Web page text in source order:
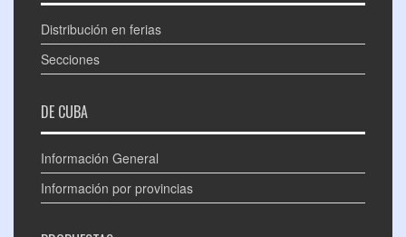
Distribución en ferias
Secciones
DE CUBA
Información General
Información por provincias